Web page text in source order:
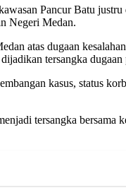
Pancur Batu justru
Negeri Medan.
atas dugaan
tersangka dugaan
kasus, status
tersangka bersama